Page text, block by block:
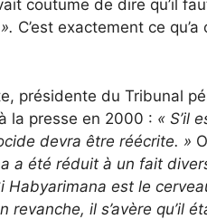
coutume de dire qu’il
C’est exactement ce
présidente du Tribunal
la presse en 2000 : « S’il
devra être réécrite. »
a été réduit à un fait
est le
il s’avère qu’il